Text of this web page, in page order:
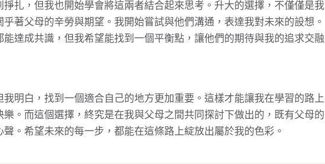
掙扎，但我也開始學會將這兩者結合起來思考。升大的選擇，不僅僅是我
乎著父母的辛勞與期望。我開始嘗試與他們溝通，表達我對未來的設想。
能達成共識，但我希望能找到一個平衡點，讓他們的期待與我的追求交融
我明白，找到一個適合自己的地方更加重要。這樣才能讓我在學習的路上
樂。而這個選擇，終究是在我與父母之間共同探討下做出的，既有父母的
聲。希望未來的每一步，都能在這條路上綻放出屬於我的色彩。